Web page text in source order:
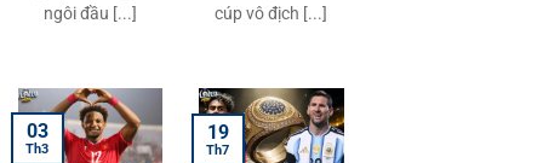
ngôi đầu [...]
cúp vô địch [...]
03
Th3
19
Th7